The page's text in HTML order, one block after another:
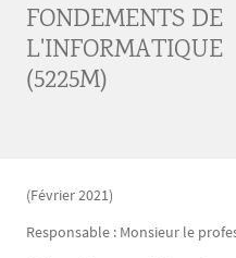
FONDEMENTS DE
L'INFORMATIQUE
(5225M)
(Février 2021)
Responsable : Monsieur le